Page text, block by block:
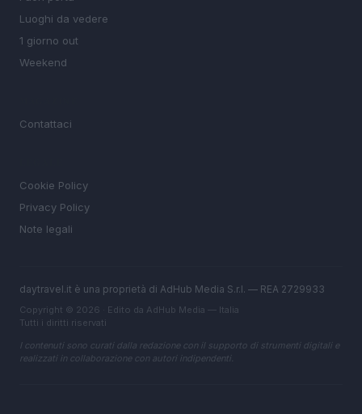
Luoghi da vedere
1 giorno out
Weekend
Contattaci
Cookie Policy
Privacy Policy
Note legali
daytravel.it è una proprietà di AdHub Media S.r.l. — REA 2729933
Copyright © 2026 · Edito da AdHub Media — Italia
Tutti i diritti riservati
I contenuti sono curati dalla redazione con il supporto di strumenti digitali e
realizzati in collaborazione con autori indipendenti.